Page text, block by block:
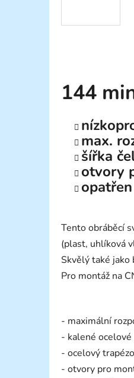
144
max.
šířka
otvory
Tento obráběcí
(plast, uhlíková
Skvělý také
Pro montáž na
- maximální
- kalené
- ocelový
- otvory pro